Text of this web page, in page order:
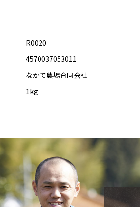
R0020
4570037053011
なかで農場合同会社
1kg